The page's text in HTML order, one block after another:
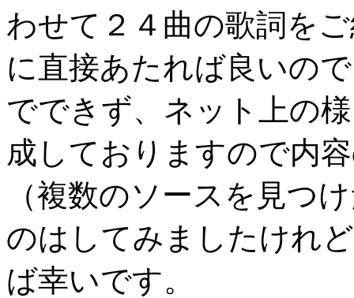
わせて２４曲の歌詞を
に直接あたれば良いの
でできず、ネット上の
成しておりますので内
（複数のソースを見つ
のはしてみましたけれ
ば幸いです。